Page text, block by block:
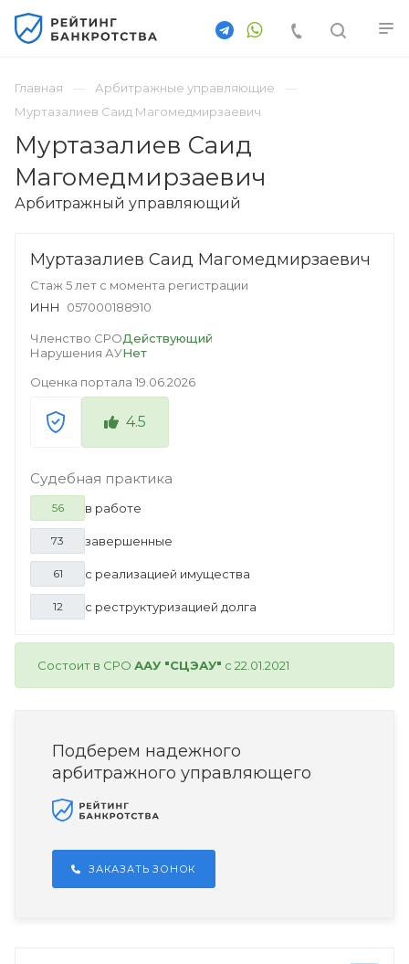
Главная
Арбитражные управляющие
Муртазалиев Саид Магомедмирзаевич
Муртазалиев Саид
Магомедмирзаевич
Арбитражный управляющий
Муртазалиев Саид Магомедмирзаевич
Стаж 5 лет с момента регистрации
ИНН
057000188910
Членство СРОДействующий
Нарушения АУНет
Оценка портала 19.06.2026
4.5
Судебная практика
56 в работе
73 завершенные
61 с реализацией имущества
12 с реструктуризацией долга
Состоит в СРО ААУ "СЦЭАУ" с 22.01.2021
Подберем надежного
арбитражного управляющего
ЗАКАЗАТЬ ЗОНОК